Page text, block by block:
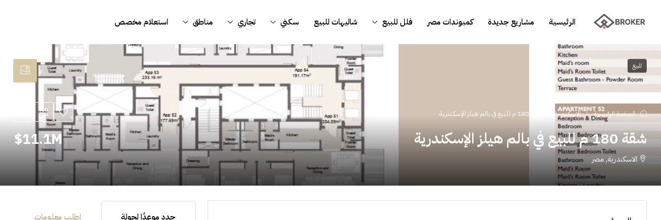
الرئيسية مشاريع جديدة كمبوندات مصر فلل للبيع شاليهات للبيع سكني تجاري مناطق استعلام مخصص
للبيع
الصفحة الرئيسية الاسكندرية
شقة 180 م للبيع في بالم هيلز الإسكندرية
الاسكندرية, مصر
11.1M$
حدد موعدًا لجولة اطلب معلومات